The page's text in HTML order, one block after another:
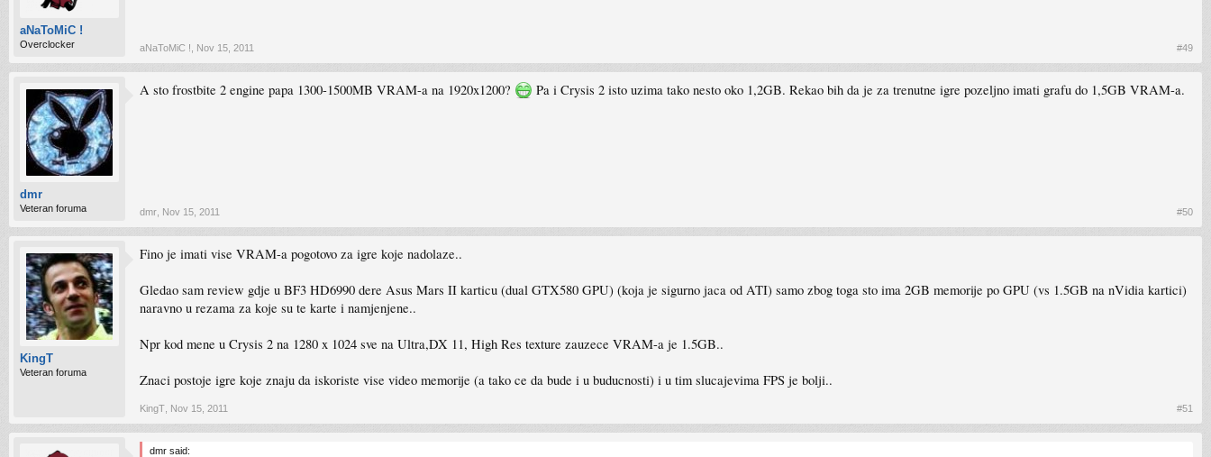
aNaToMiC !
Overclocker aNaToMiC ! Nov 15, 2011 #49
dmr
Veteran foruma
A sto frostbite 2 engine papa 1300-1500MB VRAM-a na 1920x1200? Pa i Crysis 2 isto uzima tako nesto oko 1,2GB. Rekao bih da je za trenutne igre pozeljno imati grafu do 1,5GB VRAM-a.
dmr Nov 15, 2011 #50
KingT
Veteran foruma
Fino je imati vise VRAM-a pogotovo za igre koje nadolaze..
Gledao sam review gdje u BF3 HD6990 dere Asus Mars II karticu (dual GTX580 GPU) (koja je sigurno jaca od ATI) samo zbog toga sto ima 2GB memorije po GPU (vs 1.5GB na nVidia kartici)
naravno u rezama za koje su te karte i namjenjene..
Npr kod mene u Crysis 2 na 1280 x 1024 sve na Ultra,DX 11, High Res texture zauzece VRAM-a je 1.5GB..
Znaci postoje igre koje znaju da iskoriste vise video memorije (a tako ce da bude i u buducnosti) i u tim slucajevima FPS je bolji..
KingT Nov 15, 2011 #51
dmr said: